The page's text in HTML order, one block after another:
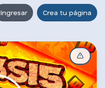
Ingresar Crea tu página